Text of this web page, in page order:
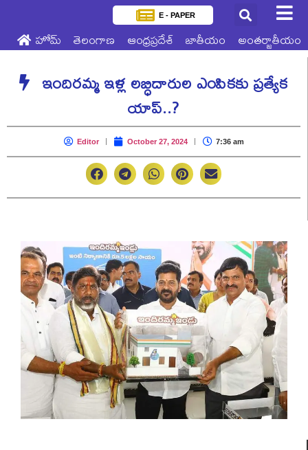
E - PAPER
హోమ్ తెలంగాణ ఆంధ్రప్రదేశ్ జాతీయం అంతర్జాతీయం
ఇందిరమ్మ ఇళ్ల లబ్ధిదారుల ఎంపికకు ప్రత్యేక
యాప్..?
Editor October 27, 2024 7:36 am